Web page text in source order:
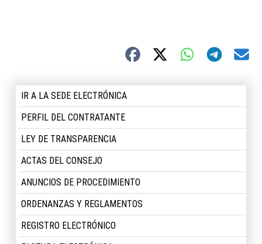
IR A LA SEDE ELECTRÓNICA
PERFIL DEL CONTRATANTE
LEY DE TRANSPARENCIA
ACTAS DEL CONSEJO
ANUNCIOS DE PROCEDIMIENTO
ORDENANZAS Y REGLAMENTOS
REGISTRO ELECTRÓNICO